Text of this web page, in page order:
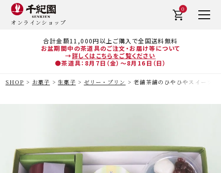
合計金額11,000円以上ご購入で全国送料無料
お盆期間中の茶道具のご注文・お届け等について
→詳しくはこちらをご覧ください
●茶道具：8月7日（金）～8月16日（日）
オンラインショップ
0
SHOP お菓子 生菓子 ゼリー・プリン 老舗茶舗のひやひやスイーツ